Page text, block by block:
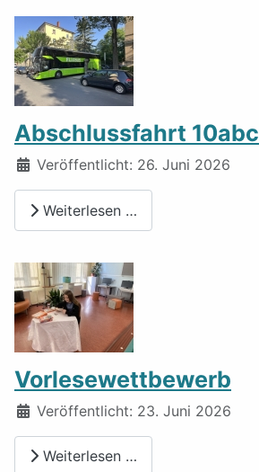
Abschlussfahrt 10abc
Details
Veröffentlicht: 26. Juni 2026
Weiterlesen …
Vorlesewettbewerb
Details
Veröffentlicht: 23. Juni 2026
Weiterlesen …